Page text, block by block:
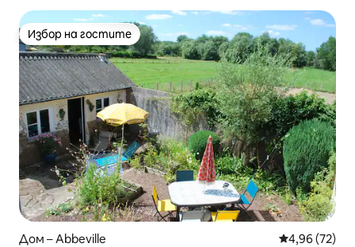
Избор на гостите
Избор на гостите
Дом – Abbeville Средна
4,96 (72)